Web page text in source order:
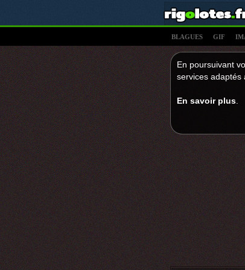
BLAGUES GIF
En poursuivant
services adaptés
En savoir plus